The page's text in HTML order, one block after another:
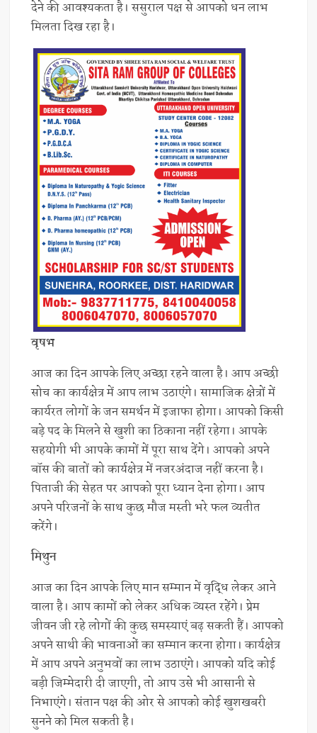
देने की आवश्यकता है। ससुराल पक्ष से आपको धन लाभ
मिलता दिख रहा है।
वृषभ
आज का दिन आपके लिए अच्छा रहने वाला है। आप अच्छी
सोच का कार्यक्षेत्र में आप लाभ उठाएंगे। सामाजिक क्षेत्रों में
कार्यरत लोगों के जन समर्थन में इजाफा होगा। आपको किसी
बड़े पद के मिलने से खुशी का ठिकाना नहीं रहेगा। आपके
सहयोगी भी आपके कामों में पूरा साथ देंगे। आपको अपने
बॉस की बातों को कार्यक्षेत्र में नजरअंदाज नहीं करना है।
पिताजी की सेहत पर आपको पूरा ध्यान देना होगा। आप
अपने परिजनों के साथ कुछ मौज मस्ती भरे फल व्यतीत
करेंगे।
मिथुन
आज का दिन आपके लिए मान सम्मान में वृद्धि लेकर आने
वाला है। आप कामों को लेकर अधिक व्यस्त रहेंगे। प्रेम
जीवन जी रहे लोगों की कुछ समस्याएं बढ़ सकती हैं। आपको
अपने साथी की भावनाओं का सम्मान करना होगा। कार्यक्षेत्र
में आप अपने अनुभवों का लाभ उठाएंगे। आपको यदि कोई
बड़ी जिम्मेदारी दी जाएगी, तो आप उसे भी आसानी से
निभाएंगे। संतान पक्ष की ओर से आपको कोई खुशखबरी
सुनने को मिल सकती है।